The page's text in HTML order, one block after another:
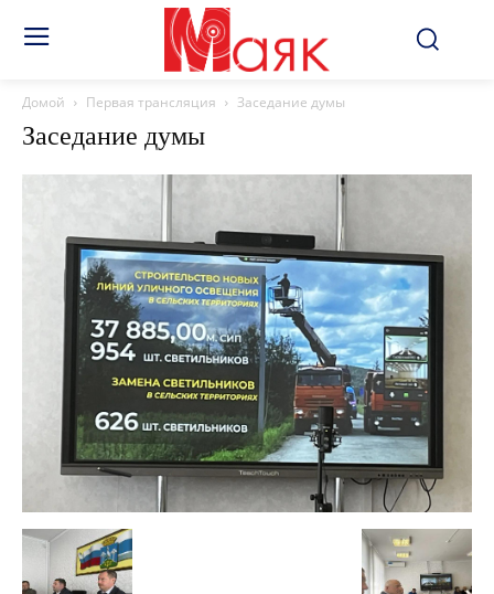
Домой Первая трансляция Заседание думы
Заседание думы